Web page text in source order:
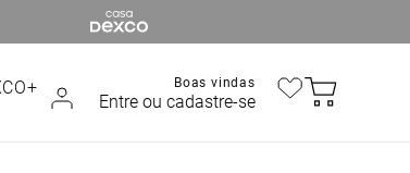
Boas vindas
Entre ou cadastre-se